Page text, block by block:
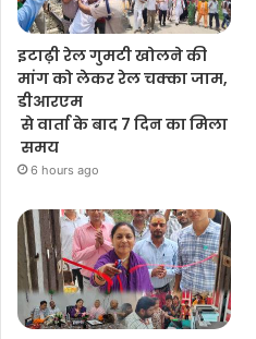
इटाढ़ी रेल गुमटी खोलने की
मांग को लेकर रेल चक्का जाम,
डीआरएम
से वार्ता के बाद 7 दिन का मिला
समय
6 hours ago